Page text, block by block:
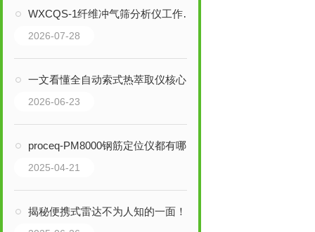
WXCQS-1纤维冲气筛分析仪工作原理与日常保养
2026-07-28
一文看懂全自动索式热萃取仪核心优势
2026-06-23
proceq-PM8000钢筋定位仪都有哪些作用？
2025-04-21
揭秘便携式雷达不为人知的一面！